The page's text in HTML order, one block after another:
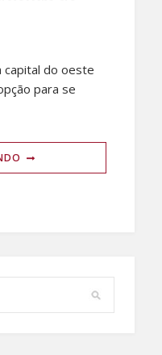
capital do oeste
para se